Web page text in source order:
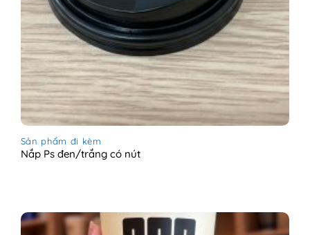
Sản phẩm đi kèm
Nắp Ps đen/trắng có nút